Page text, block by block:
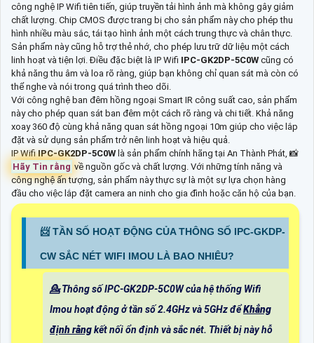
công nghệ IP Wifi tiên tiến, giúp truyền tải hình ảnh mà không gây giảm
chất lượng. Chip CMOS được trang bị cho sản phẩm này cho phép thu
hình nhiều màu sắc, tái tạo hình ảnh một cách trung thực và chân thực.
Sản phẩm này cũng hỗ trợ thẻ nhớ, cho phép lưu trữ dữ liệu một cách
linh hoạt và tiện lợi. Điều đặc biệt là IP Wifi IPC-GK2DP-5C0W cũng có
khả năng thu âm và loa rõ ràng, giúp bạn không chỉ quan sát mà còn có
thể nghe và nói trong quá trình theo dõi.
Với công nghệ ban đêm hồng ngoại Smart IR công suất cao, sản phẩm
này cho phép quan sát ban đêm một cách rõ ràng và chi tiết. Khả năng
xoay 360 độ cùng khả năng quan sát hồng ngoại 10m giúp cho việc lắp
đặt và sử dụng sản phẩm trở nên linh hoạt và hiệu quả.
IP WifiIPC-GK2DP-5C0W là sản phẩm chính hãng tại An Thành Phát, 📸
Hãy Tin rằng về nguồn gốc và chất lượng. Với những tính năng và
công nghệ ấn tượng, sản phẩm này thực sự là một sự lựa chọn hàng
đầu cho việc lắp đặt camera an ninh cho gia đình hoặc căn hộ của bạn.
📨 TẦN SỐ HOẠT ĐỘNG CỦA THÔNG SỐ IPC-GKDP-
CW SẮC NÉT WIFI IMOU LÀ BAO NHIÊU?
💁 Thông số IPC-GK2DP-5C0W của hệ thống Wifi
Imou hoạt động ở tần số 2.4GHz và 5GHz đểKhẳng
định rằngkết nối ổn định và sắc nét. Thiết bị này hỗ